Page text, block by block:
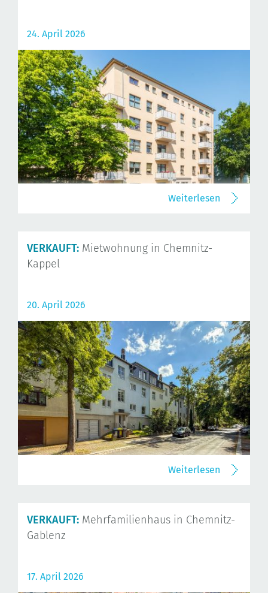
24. April 2026
Weiterlesen
VERKAUFT: Mietwohnung in Chemnitz-
Kappel
20. April 2026
Weiterlesen
VERKAUFT: Mehrfamilienhaus in Chemnitz-
Gablenz
17. April 2026